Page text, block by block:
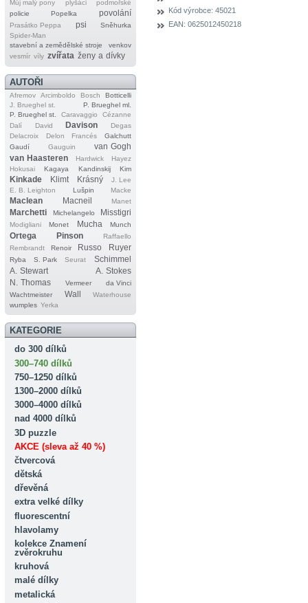
Můj malý pony plyšáci
podmořské
policie
Popelka povolání
Prasátko Peppa psi
Sněhurka
Spider‐Man
stavební a zemědělské stroje
venkov
vesmír víly zvířata ženy a dívky
AUTOŘI
Afremov Arcimboldo Bosch
Botticelli
J. Brueghel st.
P. Brueghel ml.
P. Brueghel st.
Caravaggio
Cézanne
Dalí
David Davison
Degas
Delacroix
Delon Francés
Galchutt
Gaudí
Gauguin
van Gogh
van Haasteren
Hardwick
Hayez
Hokusai
Kagaya Kandinskij Kim
Kinkade Klimt Krásný
J. Lee
E. B. Leighton
Lušpin Macke
Maclean Macneil Manet
Marchetti Michelangelo Misstigri
Modigliani Monet Mucha Munch
Ortega Pinson
Raffaello
Rembrandt
Renoir Russo Ruyer
Ryba S. Park Seurat
Schimmel
A. Stewart
A. Stokes
N. Thomas
Vermeer
da Vinci
Wachtmeister
Wall
Waterhouse
wumples Yerka
KATEGORIE
do 300 dílků
300–740 dílků
750–1250 dílků
1300–2000 dílků
3000–4000 dílků
nad 4000 dílků
3D puzzle
AKCE (sleva až 40 %)
čtvercová
dětská
dřevěná
extra velké dílky
fluorescentní
hlavolamy
kolekce Znamení
zvěrokruhu
kruhová
malé dílky
metalická
Kód výrobce: 45021
EAN: 0625012450218